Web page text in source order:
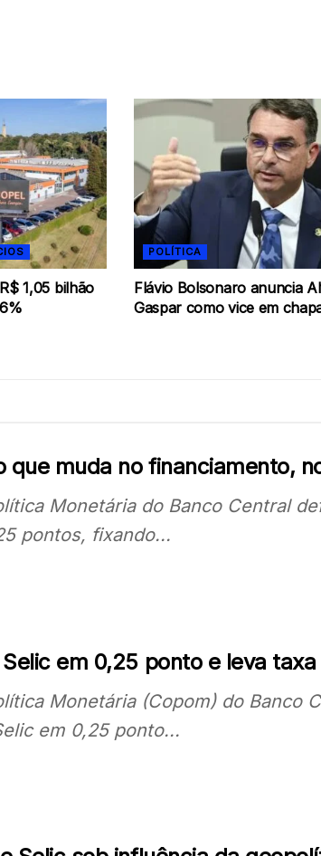
1,05 bilhão
POLÍTICA
Flávio Bolsonaro anuncia
Gaspar como vice em
que muda no financiamento,
Monetária do Banco Central
pontos, fixando...
em 0,25 ponto e leva taxa
Monetária (Copom) do Banco
em 0,25 ponto...